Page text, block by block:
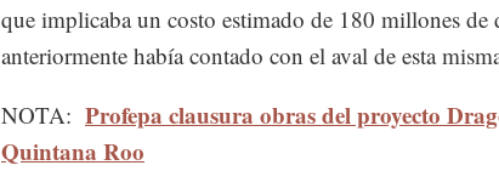
que implicaba un costo estimado de 180 millones de
anteriormente había contado con el aval de esta
NOTA: Profepa clausura obras del proyecto
Quintana Roo